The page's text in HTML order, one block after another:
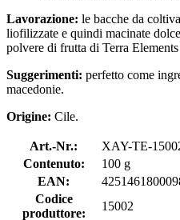
Lavorazione: le bacche da
liofilizzate e quindi macinate
polvere di frutta di Terra
Suggerimenti: perfetto come
macedonie.
Origine: Cile.
Art.-Nr.:
XAY-TE-
Contenuto:
100 g
EAN:
Codice
produttore:
15002